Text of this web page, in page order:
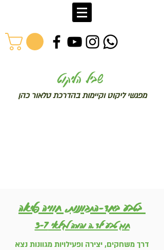
שביל הליקוט
מפגשי ליקוט וקיימות בהדרכת טלאור כהן
בטבע ביחד-התבוננות, חוויה פליאה
חוג טבע ילד.ה והורה לגילאי 3-7
דרך משחקים, יצירה ופעילויות מגוונות נצא